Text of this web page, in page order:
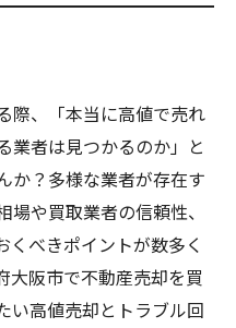
際、「本当に高値で売れ
業者は見つかるのか」と
か？多様な業者が存在す
や買取業者の信頼性、
くべきポイントが数多く
大阪市で不動産売却を買
い高値売却とトラブル回